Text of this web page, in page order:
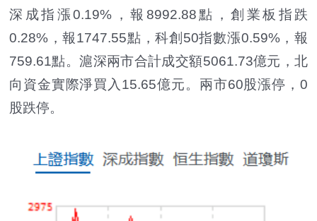
深成指漲0.19%，報8992.88點，創業板指跌
0.28%，報1747.55點，科創50指數漲0.59%，報
759.61點。滬深兩市合計成交額5061.73億元，北
向資金實際淨買入15.65億元。兩市60股漲停，0
股跌停。